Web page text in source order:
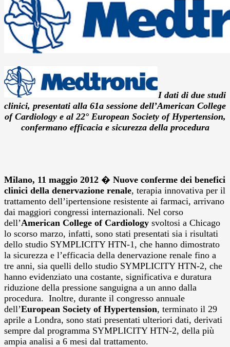
I dati di due studi
clinici, presentati alla 61a sessione dell’American College
of Cardiology e al 22° European Society of Hypertension,
confermano efficacia e sicurezza della procedura
Milano, 11 maggio 2012 � Nuove conferme dei benefici
clinici della denervazione renale, terapia innovativa per il
trattamento dell’ipertensione resistente ai farmaci, arrivano
dai maggiori congressi internazionali. Nel corso
dell’American College of Cardiology svoltosi a Chicago
lo scorso marzo, infatti, sono stati presentati sia i risultati
dello studio SYMPLICITY HTN-1, che hanno dimostrato
la sicurezza e l’efficacia della denervazione renale fino a
tre anni, sia quelli dello studio SYMPLICITY HTN-2, che
hanno evidenziato una costante, significativa e duratura
riduzione della pressione sanguigna a un anno dalla
procedura. Inoltre, durante il congresso annuale
dell’European Society of Hypertension, terminato il 29
aprile a Londra, sono stati presentati ulteriori dati, derivati
sempre dal programma SYMPLICITY HTN-2, della più
ampia analisi a 6 mesi dal trattamento.